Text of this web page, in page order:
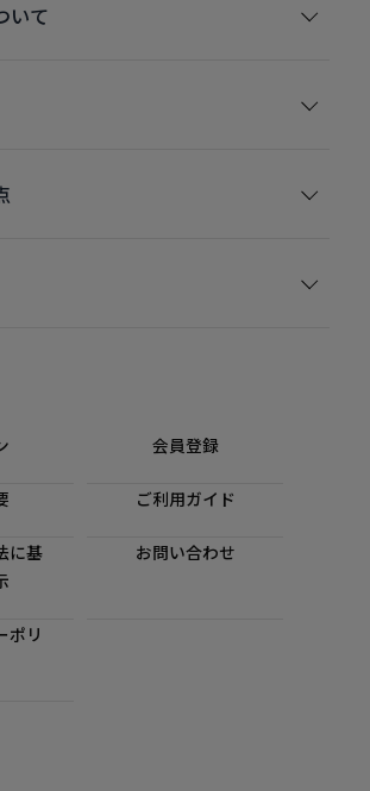
いて
会員登録
ご利用ガイド
に基
お問い合わせ
ポリ